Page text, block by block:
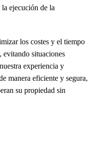
la ejecución de la
los costes y el tiempo
evitando situaciones
experiencia y
manera eficiente y segura,
su propiedad sin